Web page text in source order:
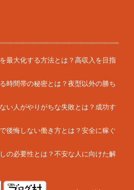
最大化する方法とは？高収入を目指
時間帯の秘密とは？夜型以外の勝ち
い人がやりがちな失敗とは？成功す
後悔しない働き方とは？安全に稼ぐ
の必要性とは？不安な人に向けた解